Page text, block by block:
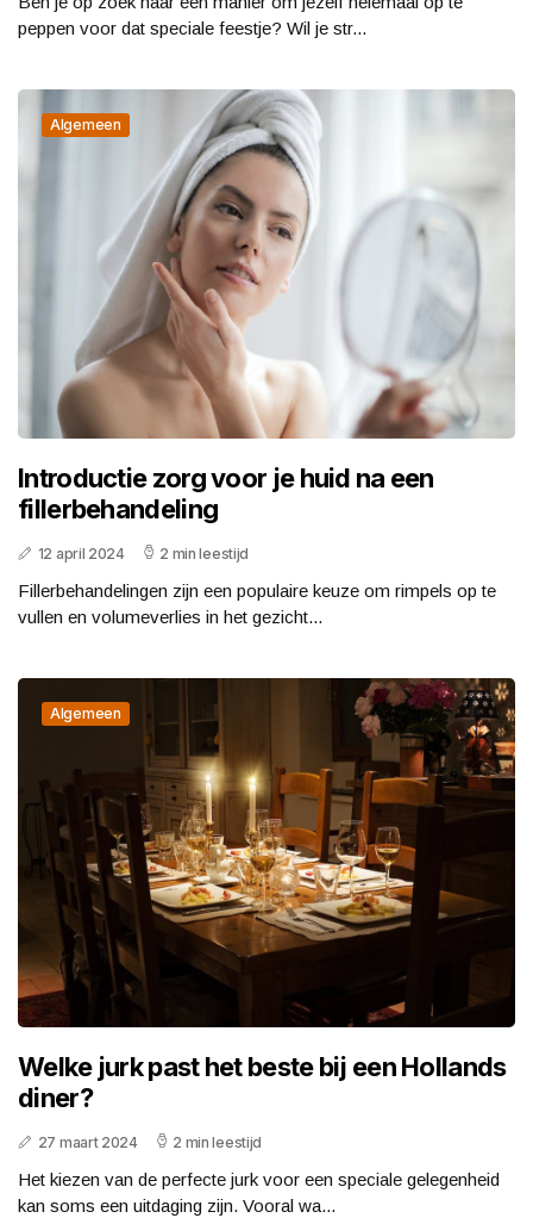
peppen voor dat speciale feestje? Wil je str...
Algemeen
Introductie zorg voor je huid na een
fillerbehandeling
12 april 2024 2 min leestijd
Fillerbehandelingen zijn een populaire keuze om rimpels op te
vullen en volumeverlies in het gezicht...
Algemeen
Welke jurk past het beste bij een Hollands
diner?
27 maart 2024 2 min leestijd
Het kiezen van de perfecte jurk voor een speciale gelegenheid
kan soms een uitdaging zijn. Vooral wa...